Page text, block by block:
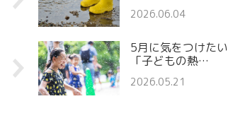
2026.06.04
5月に気をつけたい
「子どもの熱…
2026.05.21